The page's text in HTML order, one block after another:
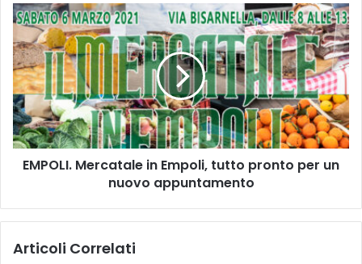
t
t
à
”
:
i
v
e
r
’
m
E
M
P
O
L
I
.
M
e
l
EMPOLI. Mercatale in Empoli, tutto pronto per un
nuovo appuntamento
Articoli Correlati